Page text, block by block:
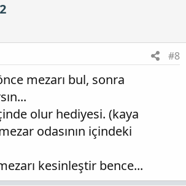
#8
mezarı bul, sonra
olur hediyesi. (kaya
odasının içindeki
kesinleştir bence...